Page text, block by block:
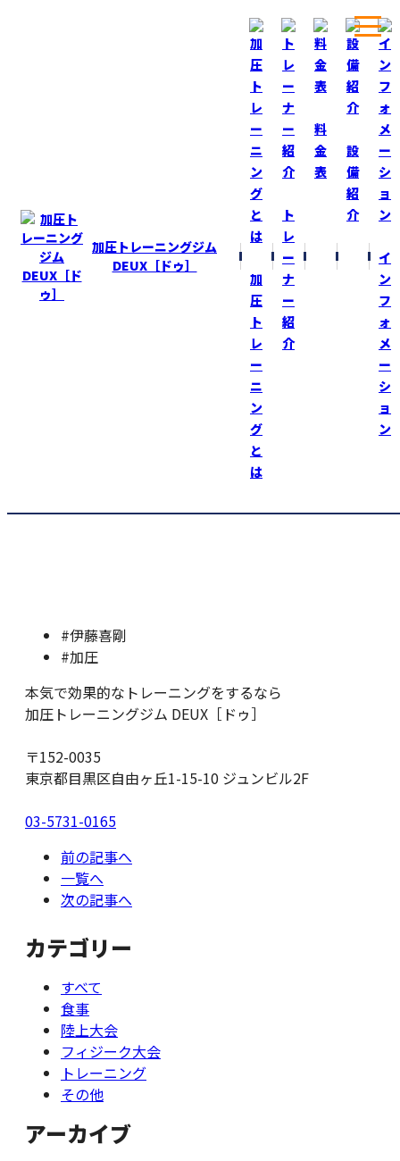
加圧トレーニングジム
DEUX［ドゥ］
加
圧
ト
レ
ー
ニ
ン
グ
と
は
ト
レ
ー
ナ
ー
紹
介
料
金
表
設
備
紹
介
イ
ン
フ
ォ
メ
ー
シ
ョ
ン
日本ＧＰシリーズ最終戦！
日本ＧＰシリーズ最終戦！
2021-10-15
明日から陸上競技：日本ＧＰシリーズ最終戦！
『田島直人記念陸上競技大会』が山口県山口市
東京五輪選手も多数出場されます！
天気が心配ですが、素晴らしい記録を期待したいっ！
加圧トレーニングジムＤＥＵＸ https://kaatsu-
（男性・女性トレーナー募集中！）
#伊藤喜剛
#加圧
本気で効果的なトレーニングをするなら
加圧トレーニングジム DEUX［ドゥ］
〒152-0035
東京都目黒区自由ヶ丘1-15-10 ジュンビル2F
03-5731-0165
前の記事へ
一覧へ
次の記事へ
カテゴリー
すべて
食事
陸上大会
フィジーク大会
トレーニング
その他
アーカイブ